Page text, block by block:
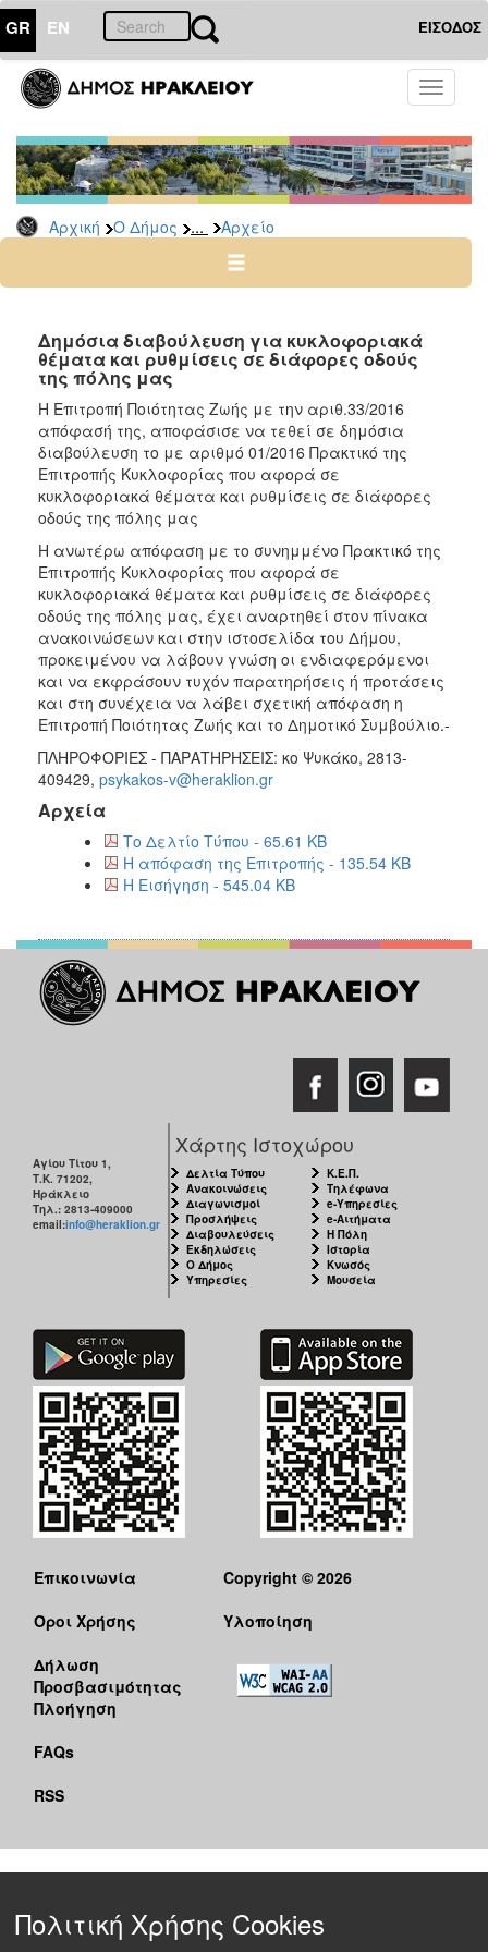
GR EN ΕΙΣΟΔΟΣ
Toggle
Αρχική Ο Δήμος ... Αρχείο
ΔΗΜΟΣ
Δημόσιες
Διαβουλεύσεις
Αρχείο
ΠΟΛΙΤΙΣΜΟΣ
ΑΝΘΕΚΤΙΚΗ
ΠΟΛΗ
Δημόσια διαβούλευση για κυκλοφοριακά
θέματα και ρυθμίσεις σε διάφορες οδούς
της πόλης μας
Η Επιτροπή Ποιότητας Ζωής με την αριθ.33/2016
απόφασή της, αποφάσισε να τεθεί σε δημόσια
διαβούλευση το με αριθμό 01/2016 Πρακτικό της
Επιτροπής Κυκλοφορίας που αφορά σε
κυκλοφοριακά θέματα και ρυθμίσεις σε διάφορες
οδούς της πόλης μας
H ανωτέρω απόφαση με το συνημμένο Πρακτικό της
Επιτροπής Κυκλοφορίας που αφορά σε
κυκλοφοριακά θέματα και ρυθμίσεις σε διάφορες
οδούς της πόλης μας, έχει αναρτηθεί στον πίνακα
ανακοινώσεων και στην ιστοσελίδα του Δήμου,
προκειμένου να λάβουν γνώση οι ενδιαφερόμενοι
και να εκφράσουν τυχόν παρατηρήσεις ή προτάσεις
και στη συνέχεια να λάβει σχετική απόφαση η
Επιτροπή Ποιότητας Ζωής και το Δημοτικό Συμβούλιο.-
ΠΛΗΡΟΦΟΡΙΕΣ - ΠΑΡΑΤΗΡΗΣΕΙΣ: κο Ψυκάκο, 2813-
409429, psykakos-v@heraklion.gr
Αρχεία
Το Δελτίο Τύπου - 65.61 KB
Η απόφαση της Επιτροπής - 135.54 KB
Η Εισήγηση - 545.04 KB
Αγίου Τίτου 1,
Τ.Κ. 71202,
Ηράκλειο
Τηλ.: 2813-409000
email:info@heraklion.gr
Χάρτης Ιστοχώρου
Δελτία Τύπου
Ανακοινώσεις
Διαγωνισμοί
Προσλήψεις
Διαβουλεύσεις
Εκδηλώσεις
Ο Δήμος
Υπηρεσίες
Κ.Ε.Π.
Τηλέφωνα
e-Υπηρεσίες
e-Αιτήματα
Η Πόλη
Ιστορία
Κνωσός
Μουσεία
Επικοινωνία
Όροι Χρήσης
Δήλωση
Προσβασιμότητας
Πλοήγηση
FAQs
RSS
Copyright © 2026
Υλοποίηση
Πολιτική Χρήσης Cookies